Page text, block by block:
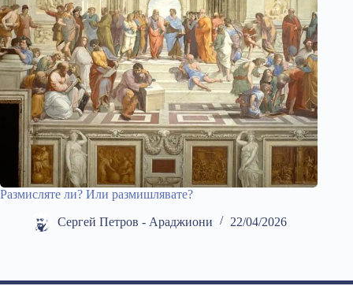
Размисляте ли? Или размишлявате?
Сергей Петров - Араджиони 22/04/2026